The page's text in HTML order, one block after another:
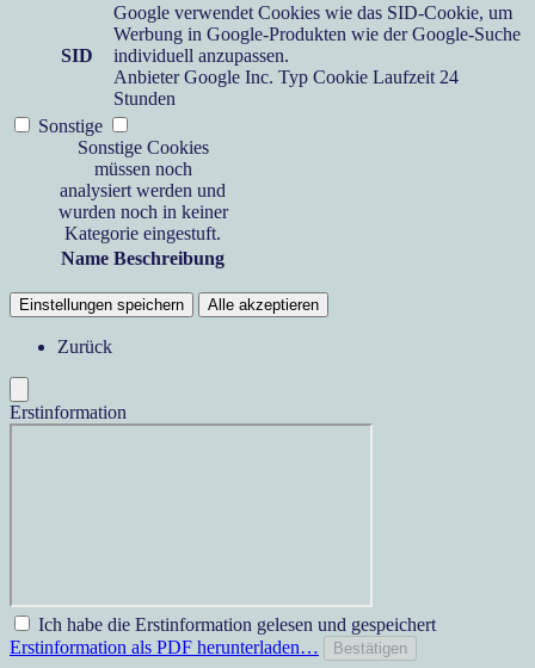
SID
Google verwendet Cookies wie das SID-Cookie, um
Werbung in Google-Produkten wie der Google-Suche
individuell anzupassen.
Anbieter Google Inc. Typ Cookie Laufzeit 24
Stunden
Sonstige
Sonstige Cookies
müssen noch
analysiert werden und
wurden noch in keiner
Kategorie eingestuft.
Name Beschreibung
Einstellungen speichern Alle akzeptieren
Zurück
Erstinformation
Ich habe die Erstinformation gelesen und gespeichert
Erstinformation als PDF herunterladen…
Bestätigen